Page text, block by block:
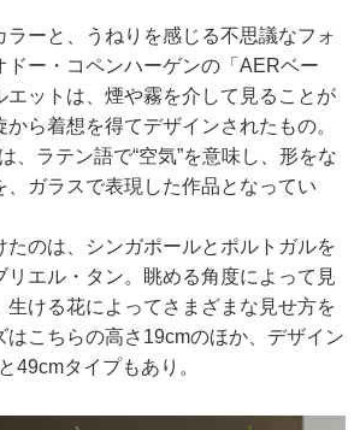
ーと、うねりを感じる不思議なフォ
ドー・コペンハーゲンの「AERベー
エットは、煙や霧を介して見ることが
ら着想を得てデザインされたもの。
、ラテン語で“空気”を意味し、形をな
、ガラスで表現した作品となってい
のは、シンガポールとポルトガルを
リエル・タン。眺める角度によって見
生ける花によってさまざまな見せ方を
はこちらの高さ19cmのほか、デザイン
49cmタイプもあり。